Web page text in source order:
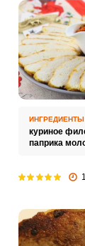
ИНГРЕДИЕНТЫ
куриное
паприка